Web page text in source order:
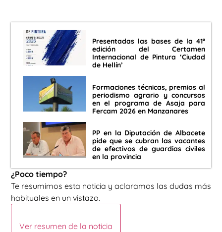
Presentadas las bases de la 41ª
edición del Certamen
Internacional de Pintura ‘Ciudad
de Hellín’
Formaciones técnicas, premios al
periodismo agrario y concursos
en el programa de Asaja para
Fercam 2026 en Manzanares
PP en la Diputación de Albacete
pide que se cubran las vacantes
de efectivos de guardias civiles
en la provincia
¿Poco tiempo?
Te resumimos esta noticia y aclaramos las dudas más
habituales en un vistazo.
Ver resumen de la noticia